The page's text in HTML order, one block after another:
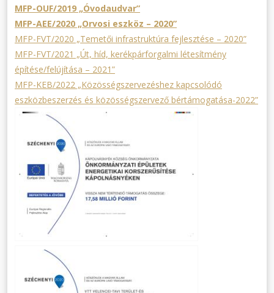
MFP-OUF/2019 „Óvodaudvar”
MFP-AEE/2020 „Orvosi eszköz – 2020”
MFP-FVT/2020 „Temetői infrastruktúra fejlesztése – 2020”
MFP-FVT/2021 „Út, híd, kerékpárforgalmi létesítmény
építése/felújítása – 2021”
MFP-KEB/2022 „Közösségszervezéshez kapcsolódó
eszközbeszerzés és közösségszervező bértámogatása-2022”